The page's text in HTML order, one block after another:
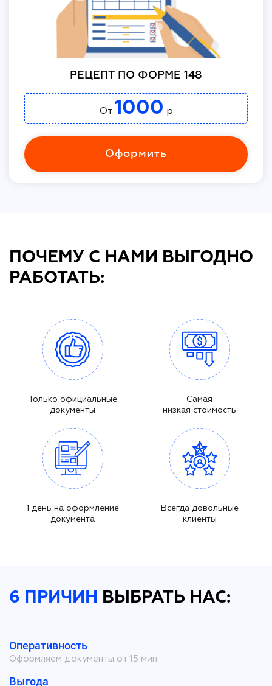
РЕЦЕПТ ПО ФОРМЕ 148
От 1000 р
Оформить
ПОЧЕМУ С НАМИ ВЫГОДНО
РАБОТАТЬ:
Только официальные
документы
Самая
низкая стоимость
1 день на оформление
документа
Всегда довольные
клиенты
6 ПРИЧИН ВЫБРАТЬ НАС:
Оперативность
Оформляем документы от 15 мин
Выгода